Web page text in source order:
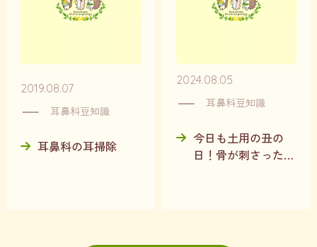
2019.08.07
耳鼻科豆知識
耳鼻科の耳掃除
2024.08.05
耳鼻科豆知識
今日も土用の丑の
日！骨が刺さったら